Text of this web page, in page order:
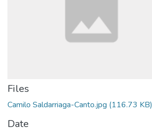
Files
Camilo Saldarriaga-Canto.jpg (116.73 KB)
Date